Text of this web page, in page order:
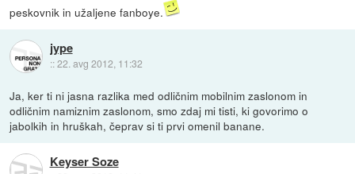
peskovnik in užaljene fanboye.
jype
::22. avg 2012, 11:32
Ja, ker ti ni jasna razlika med odličnim mobilnim zaslonom in
odličnim namiznim zaslonom, smo zdaj mi tisti, ki govorimo o
jabolkih in hruškah, čeprav si ti prvi omenil banane.
Keyser Soze